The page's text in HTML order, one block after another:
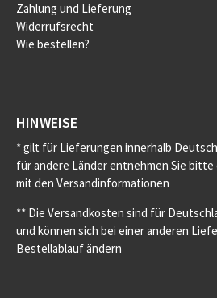
Zahlung und Lieferung
Widerrufsrecht
Wie bestellen?
HINWEISE
* gilt für Lieferungen innerhalb
für andere Länder entnehmen Sie
mit den Versandinformationen
** Die Versandkosten sind für
und können sich bei einer anderen
Bestellablauf ändern